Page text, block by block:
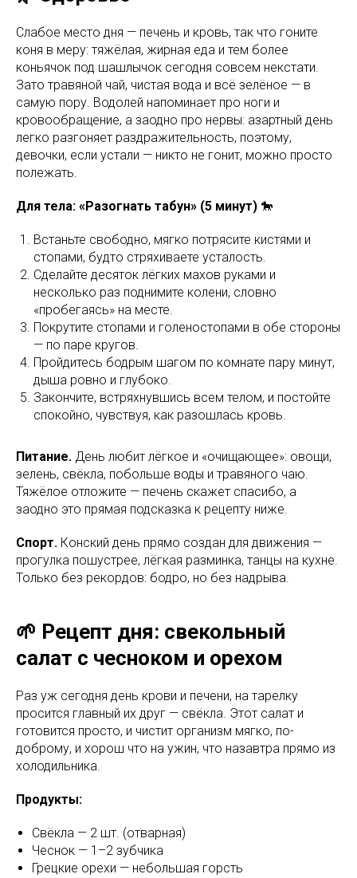
Слабое место дня — печень и кровь, так что гоните
коня в меру: тяжёлая, жирная еда и тем более
коньячок под шашлычок сегодня совсем некстати.
Зато травяной чай, чистая вода и всё зелёное — в
самую пору. Водолей напоминает про ноги и
кровообращение, а заодно про нервы: азартный день
легко разгоняет раздражительность, поэтому,
девочки, если устали — никто не гонит, можно просто
полежать.
Для тела: «Разогнать табун» (5 минут) 🐎
Встаньте свободно, мягко потрясите кистями и
стопами, будто стряхиваете усталость.
Сделайте десяток лёгких махов руками и
несколько раз поднимите колени, словно
«пробегаясь» на месте.
Покрутите стопами и голеностопами в обе стороны
— по паре кругов.
Пройдитесь бодрым шагом по комнате пару минут,
дыша ровно и глубоко.
Закончите, встряхнувшись всем телом, и постойте
спокойно, чувствуя, как разошлась кровь.
Питание. День любит лёгкое и «очищающее»: овощи,
зелень, свёкла, побольше воды и травяного чаю.
Тяжёлое отложите — печень скажет спасибо, а
заодно это прямая подсказка к рецепту ниже.
Спорт. Конский день прямо создан для движения —
прогулка пошустрее, лёгкая разминка, танцы на кухне.
Только без рекордов: бодро, но без надрыва.
🌱 Рецепт дня: свекольный
салат с чесноком и орехом
Раз уж сегодня день крови и печени, на тарелку
просится главный их друг — свёкла. Этот салат и
готовится просто, и чистит организм мягко, по-
доброму, и хорош что на ужин, что назавтра прямо из
холодильника.
Продукты:
Свёкла — 2 шт. (отварная)
Чеснок — 1–2 зубчика
Грецкие орехи — небольшая горсть